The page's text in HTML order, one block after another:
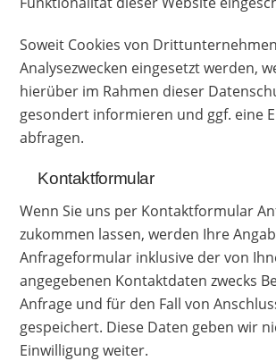
Soweit Cookies von
Analysezwecken eingesetzt werden,
hierüber im Rahmen dieser
gesondert informieren und ggf. eine
abfragen.
Kontaktformular
Wenn Sie uns per Kontaktformular
zukommen lassen, werden Ihre
Anfrageformular inklusive der von
angegebenen Kontaktdaten zwecks
Anfrage und für den Fall von
gespeichert. Diese Daten geben wir
Einwilligung weiter.